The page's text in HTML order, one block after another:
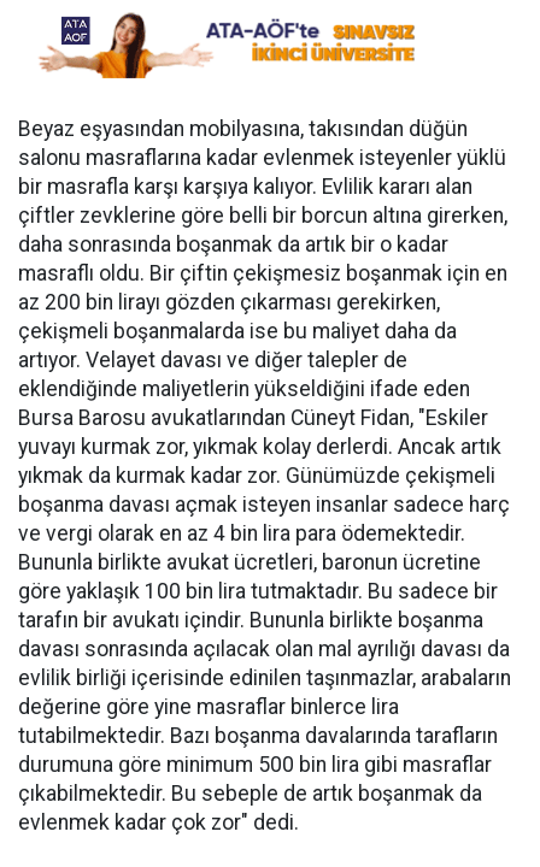
Beyaz eşyasından mobilyasına, takısından düğün
salonu masraflarına kadar evlenmek isteyenler yüklü
bir masrafla karşı karşıya kalıyor. Evlilik kararı alan
çiftler zevklerine göre belli bir borcun altına girerken,
daha sonrasında boşanmak da artık bir o kadar
masraflı oldu. Bir çiftin çekişmesiz boşanmak için en
az 200 bin lirayı gözden çıkarması gerekirken,
çekişmeli boşanmalarda ise bu maliyet daha da
artıyor. Velayet davası ve diğer talepler de
eklendiğinde maliyetlerin yükseldiğini ifade eden
Bursa Barosu avukatlarından Cüneyt Fidan, "Eskiler
yuvayı kurmak zor, yıkmak kolay derlerdi. Ancak artık
yıkmak da kurmak kadar zor. Günümüzde çekişmeli
boşanma davası açmak isteyen insanlar sadece harç
ve vergi olarak en az 4 bin lira para ödemektedir.
Bununla birlikte avukat ücretleri, baronun ücretine
göre yaklaşık 100 bin lira tutmaktadır. Bu sadece bir
tarafın bir avukatı içindir. Bununla birlikte boşanma
davası sonrasında açılacak olan mal ayrılığı davası da
evlilik birliği içerisinde edinilen taşınmazlar, arabaların
değerine göre yine masraflar binlerce lira
tutabilmektedir. Bazı boşanma davalarında tarafların
durumuna göre minimum 500 bin lira gibi masraflar
çıkabilmektedir. Bu sebeple de artık boşanmak da
evlenmek kadar çok zor" dedi.